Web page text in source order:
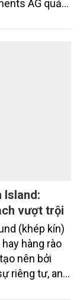
AG quản
lên gần 350
Island:
vượt trội
(khép kín)
hàng rào
nên bởi
riêng tư, an